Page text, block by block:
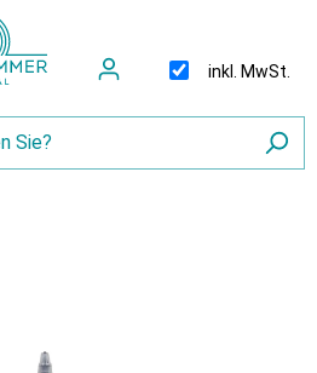
inkl. MwSt.